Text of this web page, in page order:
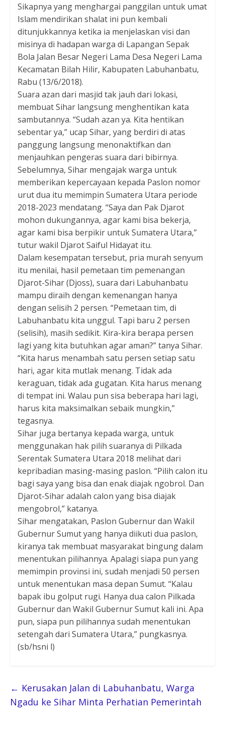
Sikapnya yang menghargai panggilan untuk umat
Islam mendirikan shalat ini pun kembali
ditunjukkannya ketika ia menjelaskan visi dan
misinya di hadapan warga di Lapangan Sepak
Bola Jalan Besar Negeri Lama Desa Negeri Lama
Kecamatan Bilah Hilir, Kabupaten Labuhanbatu,
Rabu (13/6/2018).
Suara azan dari masjid tak jauh dari lokasi,
membuat Sihar langsung menghentikan kata
sambutannya. “Sudah azan ya. Kita hentikan
sebentar ya,” ucap Sihar, yang berdiri di atas
panggung langsung menonaktifkan dan
menjauhkan pengeras suara dari bibirnya.
Sebelumnya, Sihar mengajak warga untuk
memberikan kepercayaan kepada Paslon nomor
urut dua itu memimpin Sumatera Utara periode
2018-2023 mendatang. “Saya dan Pak Djarot
mohon dukungannya, agar kami bisa bekerja,
agar kami bisa berpikir untuk Sumatera Utara,”
tutur wakil Djarot Saiful Hidayat itu.
Dalam kesempatan tersebut, pria murah senyum
itu menilai, hasil pemetaan tim pemenangan
Djarot-Sihar (Djoss), suara dari Labuhanbatu
mampu diraih dengan kemenangan hanya
dengan selisih 2 persen. “Pemetaan tim, di
Labuhanbatu kita unggul. Tapi baru 2 persen
(selisih), masih sedikit. Kira-kira berapa persen
lagi yang kita butuhkan agar aman?” tanya Sihar.
“Kita harus menambah satu persen setiap satu
hari, agar kita mutlak menang. Tidak ada
keraguan, tidak ada gugatan. Kita harus menang
di tempat ini. Walau pun sisa beberapa hari lagi,
harus kita maksimalkan sebaik mungkin,”
tegasnya.
Sihar juga bertanya kepada warga, untuk
menggunakan hak pilih suaranya di Pilkada
Serentak Sumatera Utara 2018 melihat dari
kepribadian masing-masing paslon. “Pilih calon itu
bagi saya yang bisa dan enak diajak ngobrol. Dan
Djarot-Sihar adalah calon yang bisa diajak
mengobrol,” katanya.
Sihar mengatakan, Paslon Gubernur dan Wakil
Gubernur Sumut yang hanya diikuti dua paslon,
kiranya tak membuat masyarakat bingung dalam
menentukan pilihannya. Apalagi siapa pun yang
memimpin provinsi ini, sudah menjadi 50 persen
untuk menentukan masa depan Sumut. “Kalau
bapak ibu golput rugi. Hanya dua calon Pilkada
Gubernur dan Wakil Gubernur Sumut kali ini. Apa
pun, siapa pun pilihannya sudah menentukan
setengah dari Sumatera Utara,” pungkasnya.
(sb/hsni l)
← Kerusakan Jalan di Labuhanbatu, Warga
Ngadu ke Sihar Minta Perhatian Pemerintah